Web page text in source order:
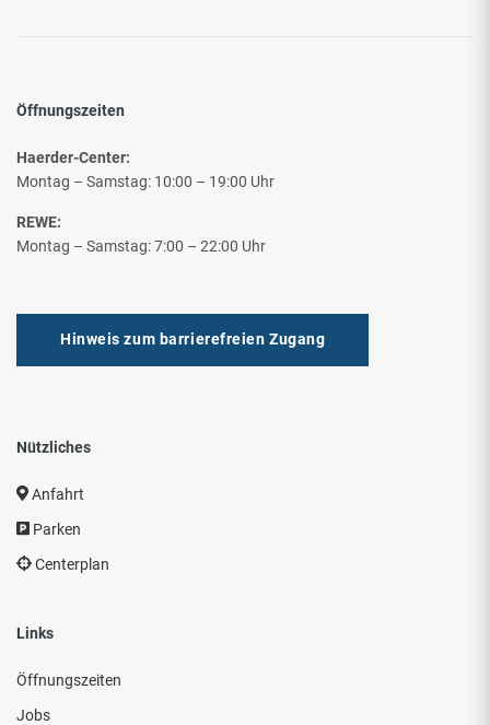
Öffnungszeiten
Haerder-Center:
Montag – Samstag: 10:00 – 19:00 Uhr
REWE:
Montag – Samstag: 7:00 – 22:00 Uhr
Hinweis zum barrierefreien Zugang
Nützliches
Anfahrt
Parken
Centerplan
Links
Öffnungszeiten
Jobs